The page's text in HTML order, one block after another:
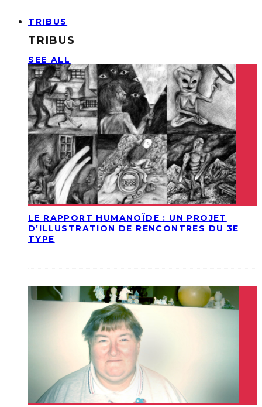
TRIBUS
TRIBUS
SEE ALL
LE RAPPORT HUMANOÏDE : UN PROJET
D’ILLUSTRATION DE RENCONTRES DU 3E
TYPE